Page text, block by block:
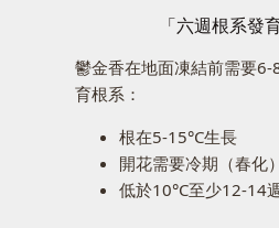
「六週根系發
鬱金香在地面凍結前需要6-
育根系：
根在5-15°C生長
開花需要冷期（春化）
低於10°C至少12-14